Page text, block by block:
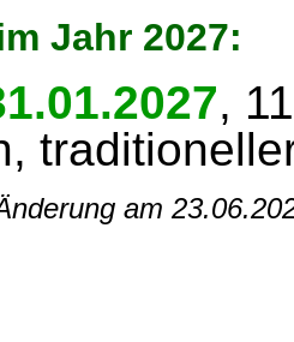
Jahr 2027:
,
am